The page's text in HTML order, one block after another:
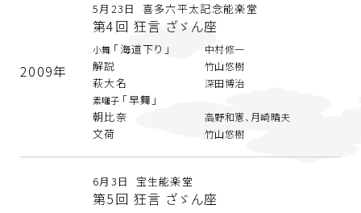
2009年
5月23日 喜多六平太記念能楽堂
第4回 狂言 ざゞん座
小舞 「海道下り」 中村修一
解説 竹山悠樹
萩大名 深田博治
素囃子 「早舞」
朝比奈
高野和憲、月崎晴夫
文荷 竹山悠樹
6月3日 宝生能楽堂
第5回 狂言 ざゞん座